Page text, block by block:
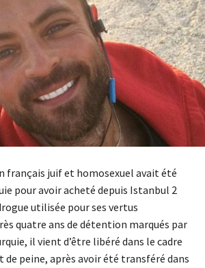
français juif et homosexuel avait été
pour avoir acheté depuis Istanbul 2
utilisée pour ses vertus
quatre ans de détention marqués par
il vient d’être libéré dans le cadre
de peine, après avoir été transféré dans